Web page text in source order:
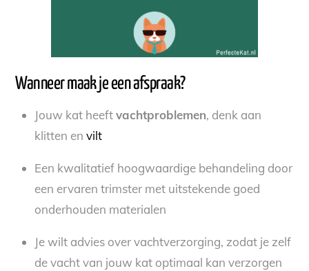
Wanneer maak je een afspraak?
Jouw kat heeftvachtproblemen, denk aan
klitten en vilt
Een kwalitatief hoogwaardige behandeling door
een ervaren trimster met uitstekende goed
onderhouden materialen
Je wilt advies over vachtverzorging, zodat je zelf
de vacht van jouw kat optimaal kan verzorgen